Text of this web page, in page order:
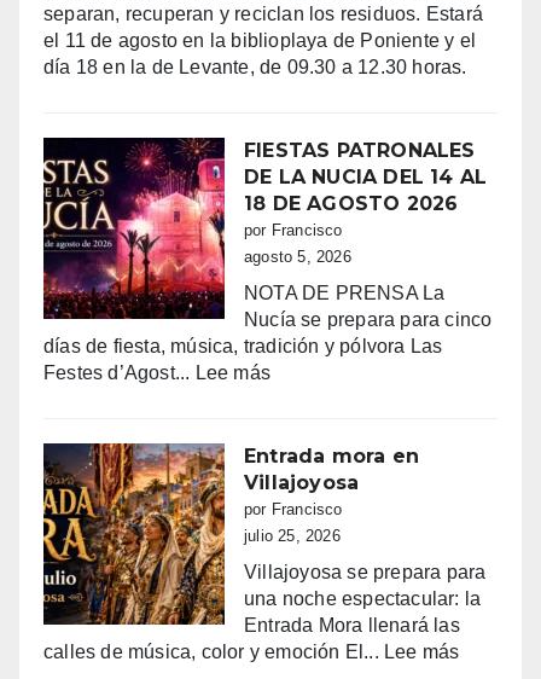
separan, recuperan y reciclan los residuos. Estará
el 11 de agosto en la biblioplaya de Poniente y el
día 18 en la de Levante, de 09.30 a 12.30 horas.
FIESTAS PATRONALES
DE LA NUCIA DEL 14 AL
18 DE AGOSTO 2026
por Francisco
agosto 5, 2026
NOTA DE PRENSA La
Nucía se prepara para cinco
días de fiesta, música, tradición y pólvora Las
Festes d’Agost... Lee más:
DE
LA
NUCIA
DEL
AL
18
DE
AGOSTO
Entrada mora en
Villajoyosa
por Francisco
julio 25, 2026
Villajoyosa se prepara para
una noche espectacular: la
Entrada Mora llenará las
calles de música, color y emoción El... Lee más: